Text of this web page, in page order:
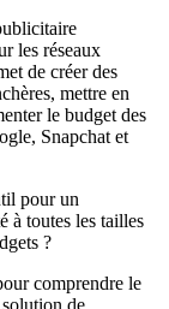
les réseaux
de créer des
mettre en
le budget des
Snapchat et
pour un
à toutes les tailles
?
comprendre le